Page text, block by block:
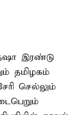
இரண்டு
தமிழகம்
செல்லும்